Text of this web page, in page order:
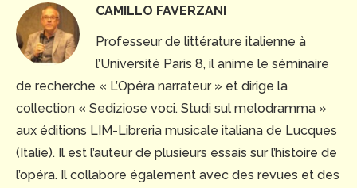
CAMILLO FAVERZANI
Professeur de littérature italienne à
l’Université Paris 8, il anime le séminaire
de recherche « L’Opéra narrateur » et dirige la
collection « Sediziose voci. Studi sul melodramma »
aux éditions LIM-Libreria musicale italiana de Lucques
(Italie). Il est l’auteur de plusieurs essais sur l’histoire de
l’opéra. Il collabore également avec des revues et des